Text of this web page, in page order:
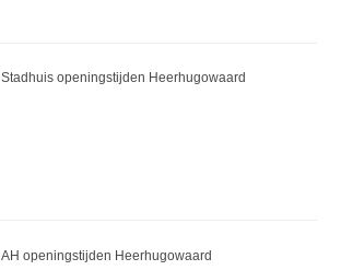
Stadhuis openingstijden Heerhugowaard
AH openingstijden Heerhugowaard